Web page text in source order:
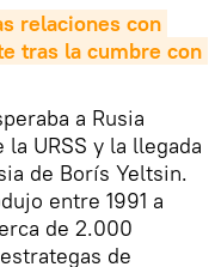
relaciones con
tras la cumbre con
a Rusia
URSS y la llegada
de Borís Yeltsin.
entre 1991 a
de 2.000
de